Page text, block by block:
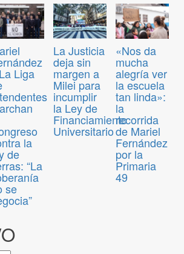
Liga
la
de
“La
se
La Justicia
deja sin
margen a
Milei para
incumplir
la Ley de
Financiamiento
Universitario
«Nos da
mucha
alegría ver
la escuela
tan linda»:
la
recorrida
de Mariel
Fernández
por la
Primaria
49